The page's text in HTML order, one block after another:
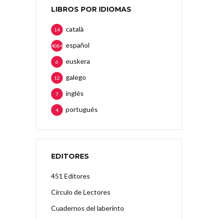
LIBROS POR IDIOMAS
català
14
español
4084
euskera
6
galego
12
inglés
7
portugués
4
EDITORES
451 Editores
Círculo de Lectores
Cuadernos del laberinto